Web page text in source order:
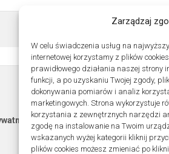
Zarządzaj
W celu świadczenia usług na
internetowej korzystamy z plików
prawidłowego działania naszej strony
funkcji, a po uzyskaniu Twojej zgody,
dokonywania pomiarów i analiz
marketingowych. Strona wykorzystuje
korzystania z zewnętrznych narzędzi
zgodę na instalowanie na Twoim
wskazanych wyżej kategorii kliknij
plików cookies możesz zmieniać po